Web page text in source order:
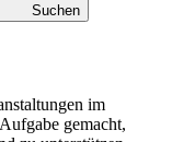
Suchen
im
gemacht,